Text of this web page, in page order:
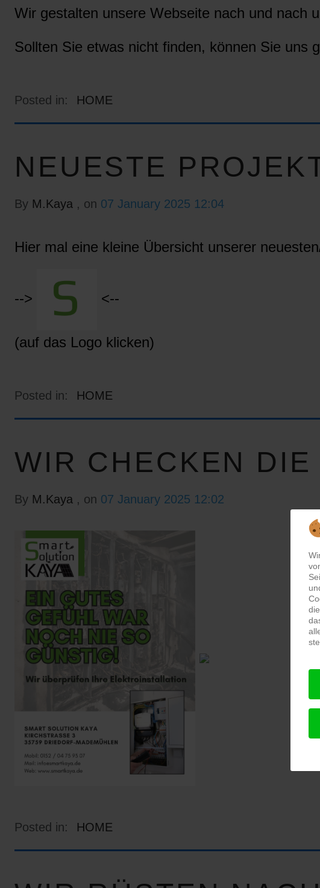
Wir gestalten unsere Webseite nach und nach
Sollten Sie etwas nicht finden, können Sie uns
Posted in: HOME
NEUESTE
By M.Kaya , on 07 January 2025 12:04
Hier mal eine kleine Übersicht unserer
--> <--
(auf das Logo klicken)
Posted in: HOME
WIR CHECKEN DIE
By M.Kaya , on 07 January 2025 12:02
Posted in: HOME